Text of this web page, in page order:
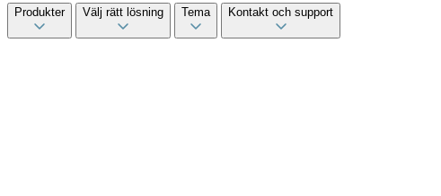
Produkter Välj rätt lösning Tema Kontakt och support